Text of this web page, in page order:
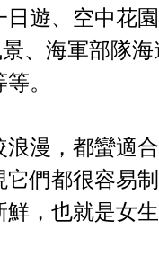
遊、空中花
、海軍部隊
。
漫，都蠻適
們都很容易
，也就是女